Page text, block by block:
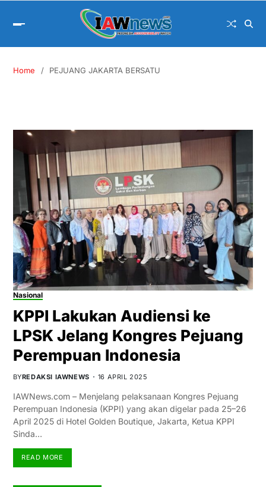
Home PEJUANG JAKARTA BERSATU
Nasional
KPPI Lakukan Audiensi ke
LPSK Jelang Kongres Pejuang
Perempuan Indonesia
BYREDAKSI IAWNEWS 16 APRIL 2025
IAWNews.com – Menjelang pelaksanaan Kongres Pejuang
Perempuan Indonesia (KPPI) yang akan digelar pada 25–26
April 2025 di Hotel Golden Boutique, Jakarta, Ketua KPPI
Sinda…
READ MORE